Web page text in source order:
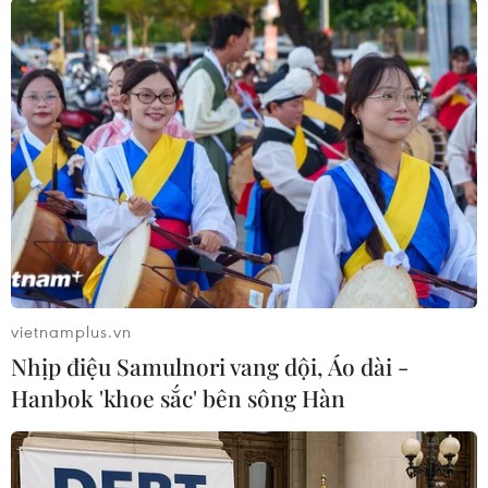
Sản phẩm vượt trội – công nghệ số ưu việt
Với định hướng trở thành ngân hàng tiên phong
xu hướng thẻ, đa dạng hóa sản phẩm, tạo sự
vietnamplus.vn
Nhịp điệu Samulnori vang dội, Áo dài -
Hanbok 'khoe sắc' bên sông Hàn